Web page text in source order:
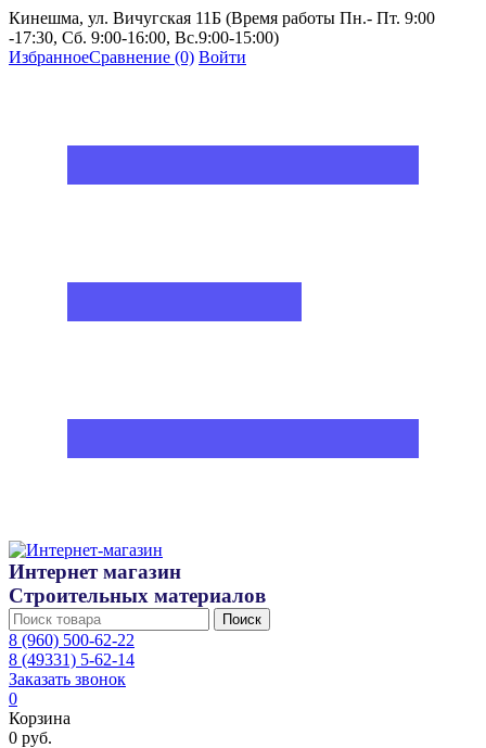
Кинешма, ул. Вичугская 11Б (Время работы Пн.- Пт. 9:00
-17:30, Сб. 9:00-16:00, Вс.9:00-15:00)
ИзбранноеСравнение (0) Войти
Интернет магазин
Строительных материалов
Поиск
8 (960) 500-62-22
8 (49331) 5-62-14
Заказать звонок
0
Корзина
0 руб.